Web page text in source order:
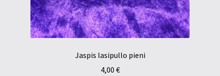
Jaspis lasipullo pieni
4,00 €